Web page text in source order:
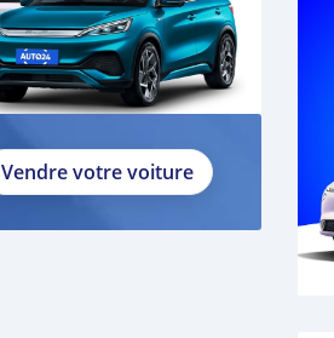
Vendre votre voiture